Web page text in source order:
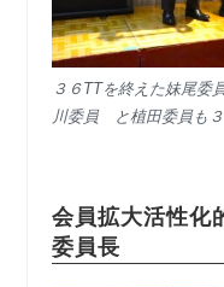
３６TTを終えた妹尾
川委員 と植田委員も３
会員拡大活性
委員長